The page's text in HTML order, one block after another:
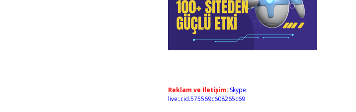
Reklam ve İletişim: Skype:
live:.cid.575569c608265c69